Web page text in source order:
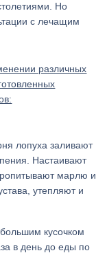
Но
с лечащим
различных
лопуха заливают
Настаивают
марлю и
утепляют и
кусочком
в день до еды по